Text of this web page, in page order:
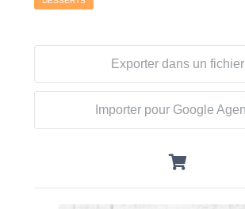
Exporter dans un fichier
Importer pour Google